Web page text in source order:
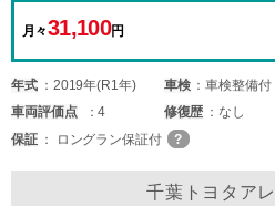
月々31,100円
年式 2019年(R1年) 車検 車検整備付
車両評価点 4 修復歴 なし
保証
ロングラン保証付
千葉トヨタア